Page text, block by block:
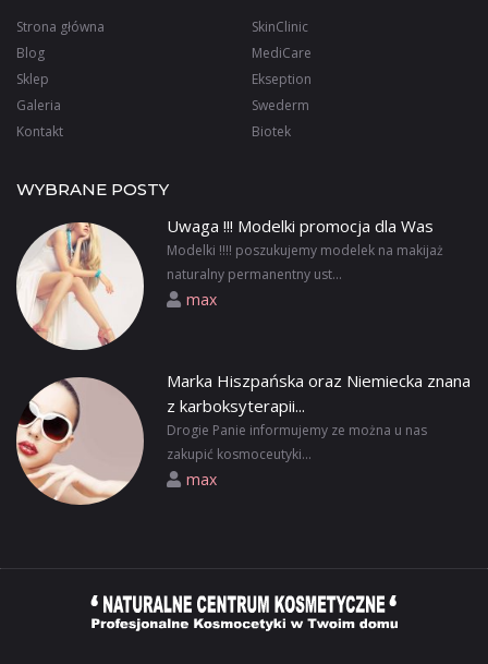
Strona główna
Blog
Sklep
Galeria
Kontakt
WYBRANE POSTY
Uwaga !!! Modelki promocja dla Was
Modelki !!!! poszukujemy modelek na makijaż
naturalny permanentny ust...
max
Marka Hiszpańska oraz Niemiecka znana
z karboksyterapii...
Drogie Panie informujemy ze można u nas
zakupić kosmoceutyki...
max
SkinClinic
MediCare
Ekseption
Swederm
Biotek